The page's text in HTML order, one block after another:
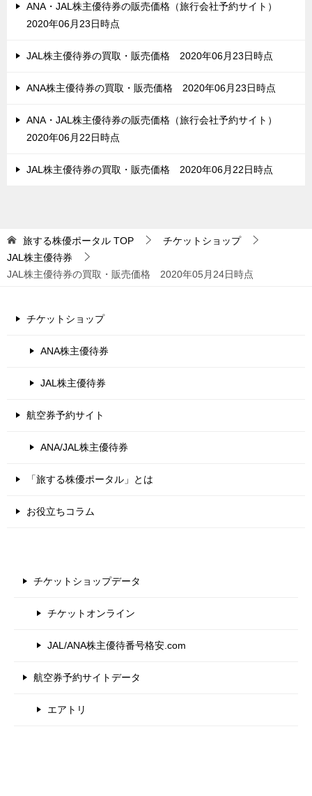
ANA・JAL株主優待券の販売価格（旅行会社予約サイト）
2020年06月23日時点
JAL株主優待券の買取・販売価格 2020年06月23日時点
ANA株主優待券の買取・販売価格 2020年06月23日時点
ANA・JAL株主優待券の販売価格（旅行会社予約サイト）
2020年06月22日時点
JAL株主優待券の買取・販売価格 2020年06月22日時点
旅する株優ポータル TOP
チケットショップ
JAL株主優待券
JAL株主優待券の買取・販売価格 2020年05月24日時点
チケットショップ
ANA株主優待券
JAL株主優待券
航空券予約サイト
ANA/JAL株主優待券
「旅する株優ポータル」とは
お役立ちコラム
チケットショップデータ
チケットオンライン
JAL/ANA株主優待番号格安.com
航空券予約サイトデータ
エアトリ